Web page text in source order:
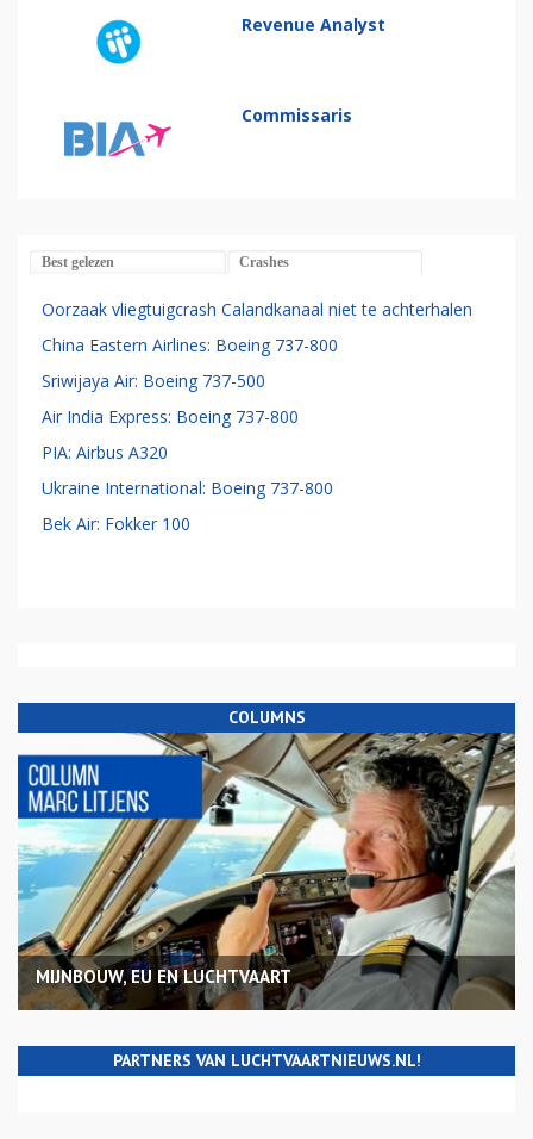
Revenue Analyst
Commissaris
Best gelezen Crashes
Oorzaak vliegtuigcrash Calandkanaal niet te achterhalen
China Eastern Airlines: Boeing 737-800
Sriwijaya Air: Boeing 737-500
Air India Express: Boeing 737-800
PIA: Airbus A320
Ukraine International: Boeing 737-800
Bek Air: Fokker 100
COLUMNS
MIJNBOUW, EU EN LUCHTVAART
PARTNERS VAN LUCHTVAARTNIEUWS.NL!